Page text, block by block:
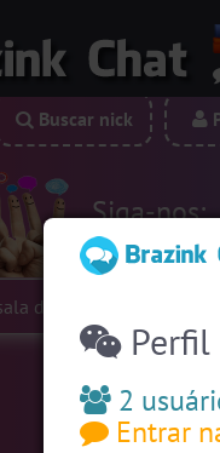
Siga-nos:
Buscar nick
Perfil
2
Entrar